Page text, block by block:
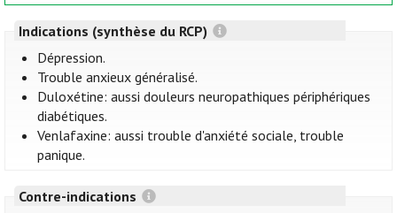
Indications (synthèse du RCP)
Dépression.
Trouble anxieux généralisé.
Duloxétine: aussi douleurs neuropathiques périphériques
diabétiques.
Venlafaxine: aussi trouble d'anxiété sociale, trouble
panique.
Contre-indications